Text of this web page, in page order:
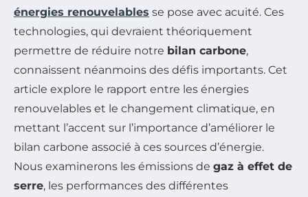
énergies renouvelables se pose avec acuité. Ces
technologies, qui devraient théoriquement
permettre de réduire notre bilan carbone,
connaissent néanmoins des défis importants. Cet
article explore le rapport entre les énergies
renouvelables et le changement climatique, en
mettant l’accent sur l’importance d’améliorer le
bilan carbone associé à ces sources d’énergie.
Nous examinerons les émissions de gaz à effet de
serre, les performances des différentes